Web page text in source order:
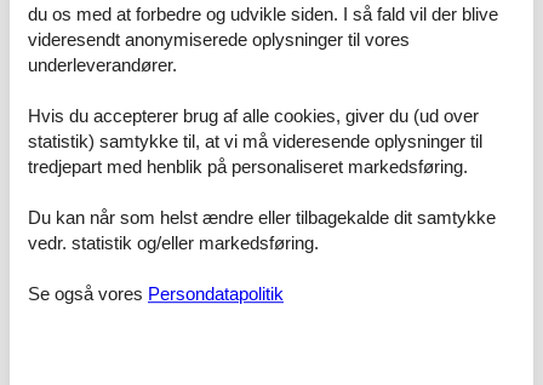
Es freut uns sehr, dass wir Sie nun in unserem neuen Bauernhaus
und den neuen Ferienwohnungen begrüßen dürfen. Durch die
Kombination aus traditionellem Handwerk und zeitgemäßem Bauen
Ihre Familie Lidicky
Schöne, gemütliche Ferienwohnung mit Wohnküche, Balkon, Bad
über eine eigene Dusche/WC.
Die Ferienwohnung befindet sich im ersten Stock des
Kleinkinderausstattung ist ebenfalls vorhanden.
du os med at forbedre og udvikle siden. I så fald vil der blive
videresendt anonymiserede oplysninger til vores
underleverandører.
Hvis du accepterer brug af alle cookies, giver du (ud over
statistik) samtykke til, at vi må videresende oplysninger til
tredjepart med henblik på personaliseret markedsføring.
Du kan når som helst ændre eller tilbagekalde dit samtykke
vedr. statistik og/eller markedsføring.
Se også vores Persondatapolitik